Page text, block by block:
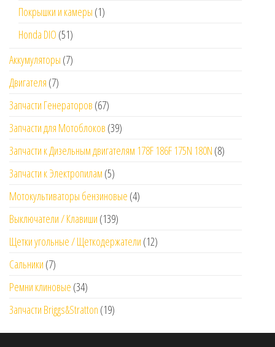
Покрышки и камеры (1)
Honda DIO (51)
Аккумуляторы (7)
Двигателя (7)
Запчасти Генераторов (67)
Запчасти для Мотоблоков (39)
Запчасти к Дизельным двигателям 178F 186F 175N 180N (8)
Запчасти к Электропилам (5)
Мотокультиваторы бензиновые (4)
Выключатели / Клавиши (139)
Щетки угольные / Щеткодержатели (12)
Сальники (7)
Ремни клиновые (34)
Запчасти Briggs&Stratton (19)